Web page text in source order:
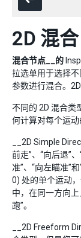
2D 混合
混合节点__的
拉选单用于选择
参数进行混合。
不同的 2D 混合类
何计算对每个运动
__2D Simple
前走”、“向后退”
准”、“向左瞄准”
0) 处的单个运动
中，在同一方向
跑”。
__2D Freeform